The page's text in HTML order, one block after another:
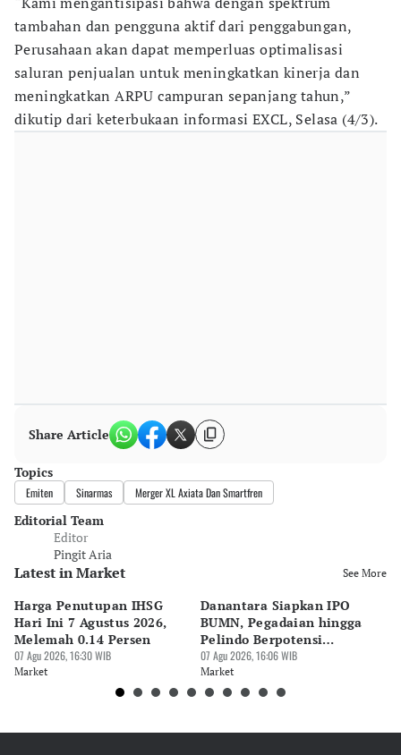
tambahan dan pengguna aktif dari penggabungan,
Perusahaan akan dapat memperluas optimalisasi
saluran penjualan untuk meningkatkan kinerja dan
meningkatkan ARPU campuran sepanjang tahun,”
dikutip dari keterbukaan informasi EXCL, Selasa (4/3).
Share Article
Topics
Emiten Sinarmas Merger XL Axiata Dan Smartfren
Editorial Team
Editor
Pingit Aria
Latest in Market See More
Harga Penutupan IHSG
Hari Ini 7 Agustus 2026,
Melemah 0.14 Persen
07 Agu 2026, 16:30 WIB
Market
Danantara Siapkan IPO
BUMN, Pegadaian hingga
Pelindo Berpotensi
Melantai
07 Agu 2026, 16:06 WIB
Market